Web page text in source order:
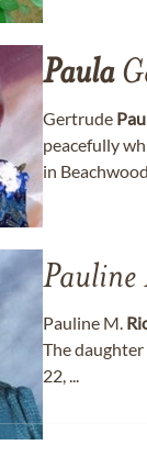
Paula
Gertrude
peacefully
in
Pauline
Pauline M.
The
22, ...